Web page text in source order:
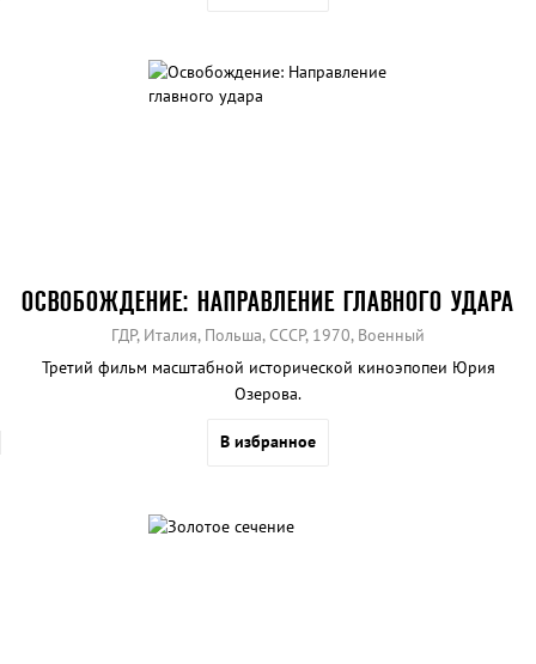
ОСВОБОЖДЕНИЕ: НАПРАВЛЕНИЕ ГЛАВНОГО УДАРА
ГДР, Италия, Польша, СССР, 1970, Военный
Третий фильм масштабной исторической киноэпопеи Юрия
Озерова.
В избранное